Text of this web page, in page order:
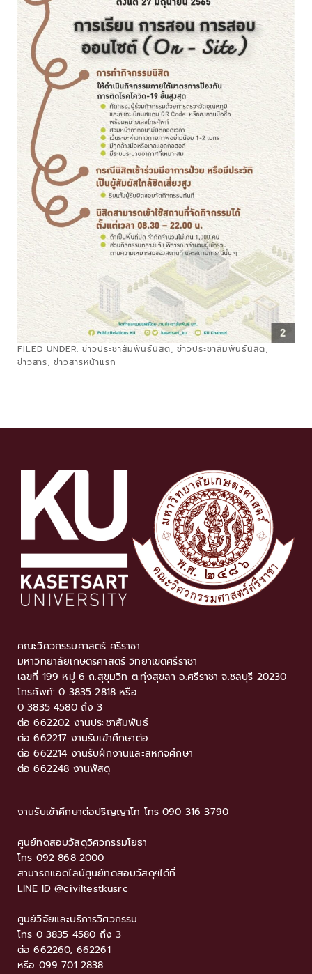
FILED UNDER: ข่าวประชาสัมพันธ์นิสิต, ข่าวประชาสัมพันธ์นิสิต,
ข่าวสาร, ข่าวสารหน้าแรก
คณะวิศวกรรมศาสตร์ ศรีราชา
มหาวิทยาลัยเกษตรศาสตร์ วิทยาเขตศรีราชา
เลขที่ 199 หมู่ 6 ถ.สุขุมวิท ต.ทุ่งสุขลา อ.ศรีราชา จ.ชลบุรี 20230
โทรศัพท์: 0 3835 2818 หรือ
0 3835 4580 ถึง 3
ต่อ 662202 งานประชาสัมพันธ์
ต่อ 662217 งานรับเข้าศึกษาต่อ
ต่อ 662214 งานรับฝึกงานและสหกิจศึกษา
ต่อ 662248 งานพัสดุ
งานรับเขัาศึกษาต่อปริญญาโท โทร 090 316 3790
ศูนย์ทดสอบวัสดุวิศวกรรมโยธา
โทร 092 868 2000
สามารถแอดไลน์ศูนย์ทดสอบวัสดุฯได้ที่
LINE ID @civiltestkusrc
ศูนย์วิจัยและบริการวิศวกรรม
โทร 0 3835 4580 ถึง 3
ต่อ 662260, 662261
หรือ 099 701 2838